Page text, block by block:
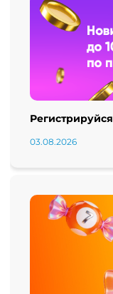
03.08.2026